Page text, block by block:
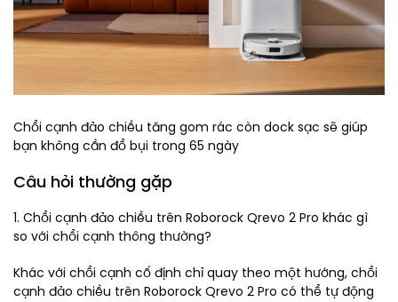
Chổi cạnh đảo chiều tăng gom rác còn dock sạc sẽ giúp
bạn không cần đổ bụi trong 65 ngày
Câu hỏi thường gặp
1. Chổi cạnh đảo chiều trên Roborock Qrevo 2 Pro khác gì
so với chổi cạnh thông thường?
Khác với chổi cạnh cố định chỉ quay theo một hướng, chổi
cạnh đảo chiều trên Roborock Qrevo 2 Pro có thể tự động